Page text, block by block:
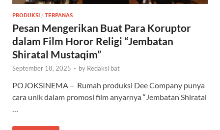
PRODUKSI / TERPANAS
Pesan Mengerikan Buat Para Koruptor
dalam Film Horor Religi “Jembatan
Shiratal Mustaqim”
September 18, 2025 - by Redaksi bat
POJOKSINEMA – Rumah produksi Dee Company punya
cara unik dalam promosi film anyarnya “Jembatan Shiratal
…